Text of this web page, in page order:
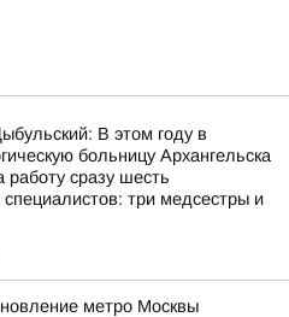
В этом году в
больницу Архангельска
работу сразу шесть
три медсестры и
метро Москвы